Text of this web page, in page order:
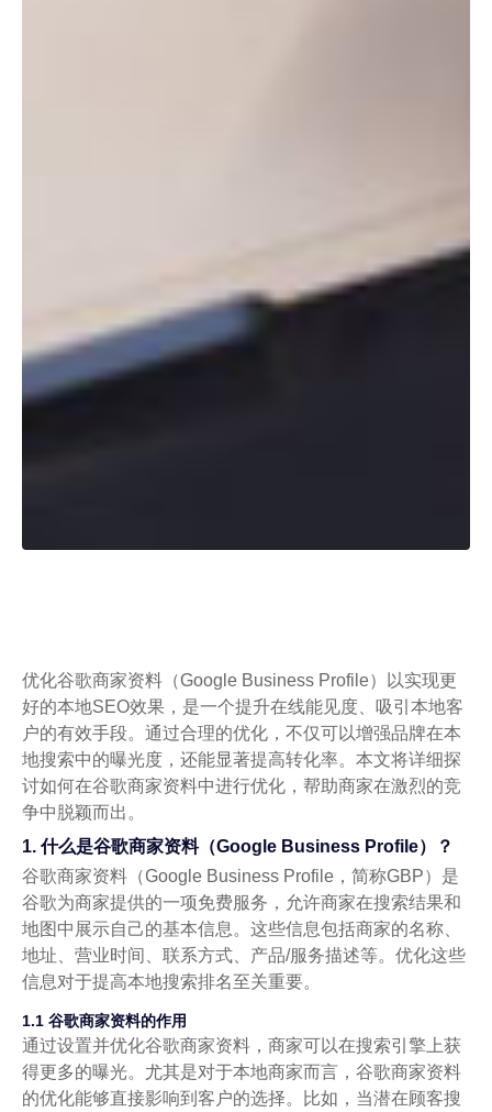
优化谷歌商家资料（Google Business Profile）以实现更
好的本地SEO效果，是一个提升在线能见度、吸引本地客
户的有效手段。通过合理的优化，不仅可以增强品牌在本
地搜索中的曝光度，还能显著提高转化率。本文将详细探
讨如何在谷歌商家资料中进行优化，帮助商家在激烈的竞
争中脱颖而出。
1. 什么是谷歌商家资料（Google Business Profile）？
谷歌商家资料（Google Business Profile，简称GBP）是
谷歌为商家提供的一项免费服务，允许商家在搜索结果和
地图中展示自己的基本信息。这些信息包括商家的名称、
地址、营业时间、联系方式、产品/服务描述等。优化这些
信息对于提高本地搜索排名至关重要。
1.1 谷歌商家资料的作用
通过设置并优化谷歌商家资料，商家可以在搜索引擎上获
得更多的曝光。尤其是对于本地商家而言，谷歌商家资料
的优化能够直接影响到客户的选择。比如，当潜在顾客搜